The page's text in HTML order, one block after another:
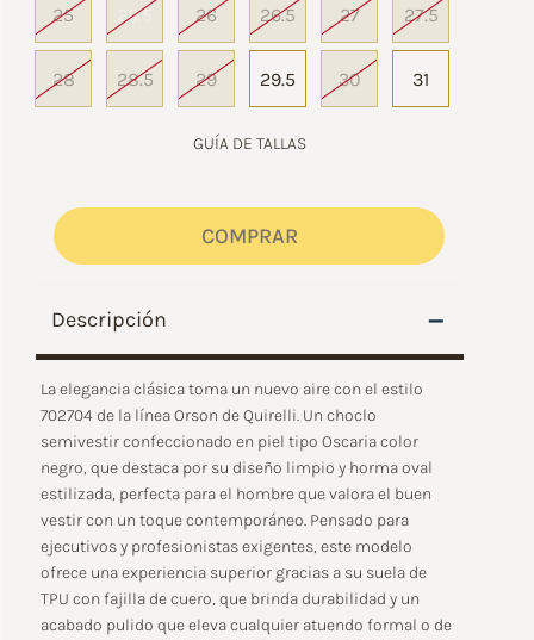
Descripción –
La elegancia clásica toma un nuevo aire con el estilo
702704 de la línea Orson de Quirelli. Un choclo
semivestir confeccionado en piel tipo Oscaria color
negro, que destaca por su diseño limpio y horma oval
estilizada, perfecta para el hombre que valora el buen
vestir con un toque contemporáneo. Pensado para
ejecutivos y profesionistas exigentes, este modelo
ofrece una experiencia superior gracias a su suela de
TPU con fajilla de cuero, que brinda durabilidad y un
acabado pulido que eleva cualquier atuendo formal o de
25 25.5 26 26.5 27 27.5
28 28.5 29 29.5 30 31
GUÍA DE TALLAS
COMPRAR